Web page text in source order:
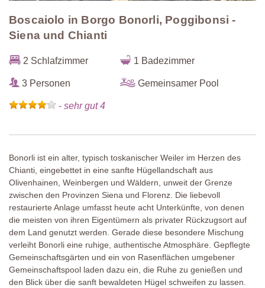
Boscaiolo in Borgo Bonorli, Poggibonsi -
Siena und Chianti
2 Schlafzimmer 1 Badezimmer
3 Personen Gemeinsamer Pool
- sehr gut 4
Bonorli ist ein alter, typisch toskanischer Weiler im Herzen des
Chianti, eingebettet in eine sanfte Hügellandschaft aus
Olivenhainen, Weinbergen und Wäldern, unweit der Grenze
zwischen den Provinzen Siena und Florenz. Die liebevoll
restaurierte Anlage umfasst heute acht Unterkünfte, von denen
die meisten von ihren Eigentümern als privater Rückzugsort auf
dem Land genutzt werden. Gerade diese besondere Mischung
verleiht Bonorli eine ruhige, authentische Atmosphäre. Gepflegte
Gemeinschaftsgärten und ein von Rasenflächen umgebener
Gemeinschaftspool laden dazu ein, die Ruhe zu genießen und
den Blick über die sanft bewaldeten Hügel schweifen zu lassen.